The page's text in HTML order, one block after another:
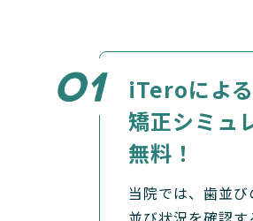
iTeroによる
矯正シミュ
無料！
当院では、歯並